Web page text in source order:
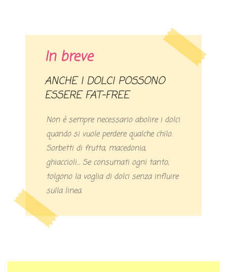
In breve
ANCHE I DOLCI POSSONO
ESSERE FAT-FREE
Non è sempre necessario abolire i dolci
quando si vuole perdere qualche chilo.
Sorbetti di frutta, macedonia,
ghiaccioli… Se consumati ogni tanto,
tolgono la voglia di dolci senza influire
sulla linea.